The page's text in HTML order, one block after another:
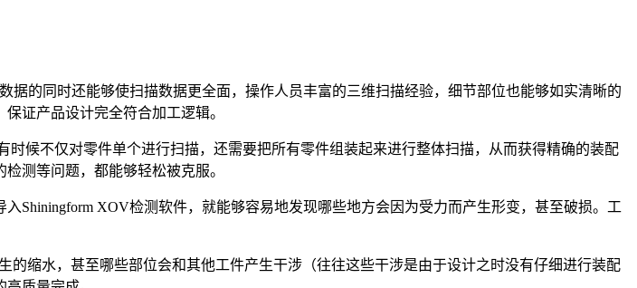
的同时还能够使扫描数据更全面，操作人员丰富的三维扫描经验，细节部位也能够如实清晰的
证产品设计完全符合加工逻辑。
候不仅对零件单个进行扫描，还需要把所有零件组装起来进行整体扫描，从而获得精确的装配
测等问题，都能够轻松被克服。
Shiningform XOV检测软件，就能够容易地发现哪些地方会因为受力而产生形变，甚至破损。工
缩水，甚至哪些部位会和其他工件产生干涉（往往这些干涉是由于设计之时没有仔细进行装配